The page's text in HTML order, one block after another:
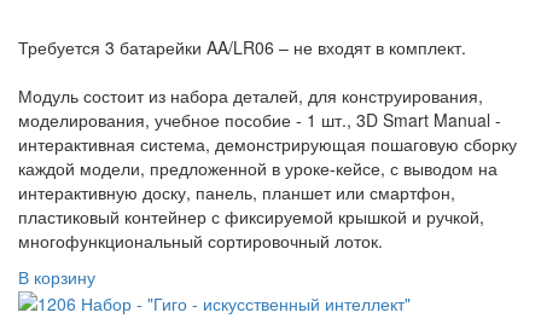
Требуется 3 батарейки AA/LR06 – не входят в комплект.
Модуль состоит из набора деталей, для конструирования,
моделирования, учебное пособие - 1 шт., 3D Smart Manual -
интерактивная система, демонстрирующая пошаговую сборку
каждой модели, предложенной в уроке-кейсе, с выводом на
интерактивную доску, панель, планшет или смартфон,
пластиковый контейнер с фиксируемой крышкой и ручкой,
многофункциональный сортировочный лоток.
В корзину